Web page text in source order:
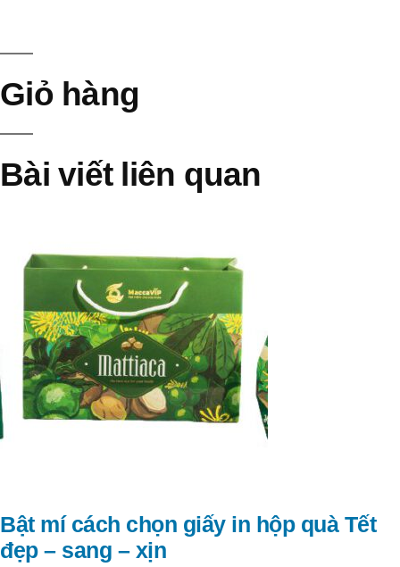
Giỏ hàng
Bài viết liên quan
Bật mí cách chọn giấy in hộp quà Tết
đẹp – sang – xịn